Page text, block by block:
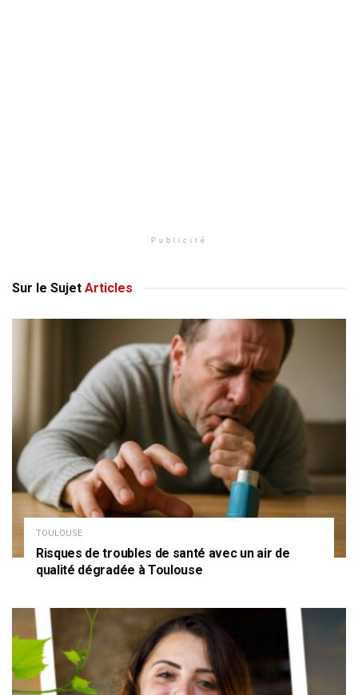
Publicité
Sur le Sujet Articles
TOULOUSE
Risques de troubles de santé avec un air de
qualité dégradée à Toulouse